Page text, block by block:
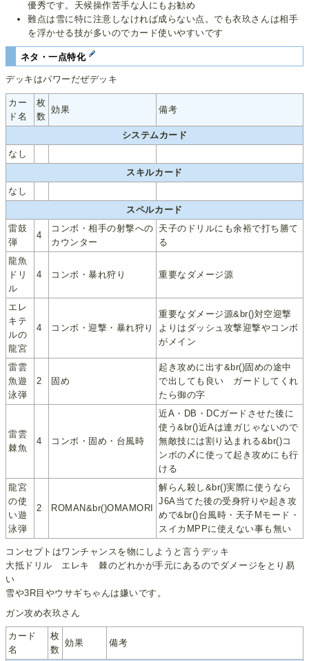
優秀です。天候操作苦手な人にもお勧め
難点は雪に特に注意しなければ成らない点。でも衣玖さんは相手
を浮かせる技が多いのでカード使いやすいです
ネタ・一点特化
デッキはパワーだぜデッキ
カー
ド名
枚
数
効果 備考
システムカード
なし
スキルカード
なし
スペルカード
雷鼓
弾
4
コンボ・相手の射撃への
カウンター
天子のドリルにも余裕で打ち勝て
る
龍魚
ドリ
ル
4 コンボ・暴れ狩り 重要なダメージ源
エレ
キテ
ルの
龍宮
4 コンボ・迎撃・暴れ狩り
重要なダメージ源&br()対空迎撃
よりはダッシュ攻撃迎撃やコンボ
がメイン
雷雲
魚遊
泳弾
2 固め
起き攻めに出す&br()固めの途中
で出しても良い ガードしてくれ
たら御の字
雷雲
棘魚
4 コンボ・固め・台風時
近A・DB・DCガードさせた後に
使う&br()近Aは連ガじゃないので
無敵技には割り込まれる&br()コ
ンボの〆に使って起き攻めにも行
ける
龍宮
の使
い遊
泳弾
2 ROMAN&br()OMAMORI
解らん殺し&br()実際に使うなら
J6A当てた後の受身狩りや起き攻
めで&br()台風時・天子Mモード・
スイカMPPに使えない事も無い
コンセプトはワンチャンスを物にしようと言うデッキ
大抵ドリル エレキ 棘のどれかが手元にあるのでダメージをとり易
い
雪や3R目やウサギちゃんは嫌いです。
ガン攻め衣玖さん
カード
名
枚
数
効果 備考